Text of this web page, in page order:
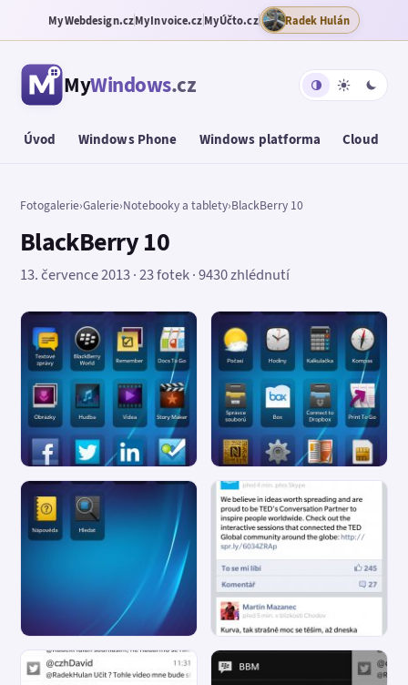
MyWebdesign.czMyInvoice.czMyÚčto.cz Radek Hulán
MyWindows.cz
Úvod Windows Phone Windows platforma Cloud
Fotogalerie›Galerie›Notebooky a tablety›BlackBerry 10
BlackBerry 10
13. července 2013 · 23 fotek · 9430 zhlédnutí